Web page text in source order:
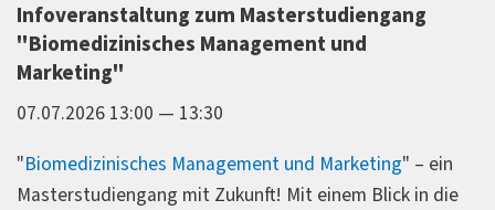
Infoveranstaltung zum Masterstudiengang
"Biomedizinisches Management und
Marketing"
07.07.2026 13:00 — 13:30
"Biomedizinisches Management und Marketing" – ein
Masterstudiengang mit Zukunft! Mit einem Blick in die